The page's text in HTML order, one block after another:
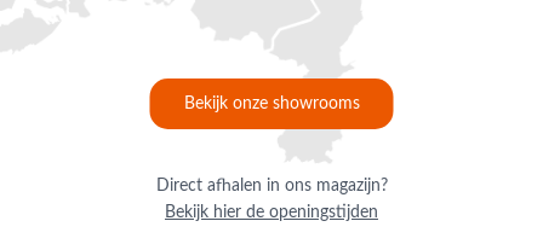
✔ Goede service
Bekijk onze showrooms
Direct afhalen in ons magazijn?
Bekijk hier de openingstijden